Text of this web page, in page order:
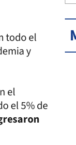
todo el
y
el
el 5% de